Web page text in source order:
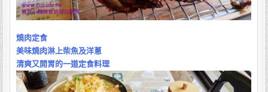
燒肉定食
美味燒肉淋上柴魚及洋蔥
清爽又開胃的一道定食料理